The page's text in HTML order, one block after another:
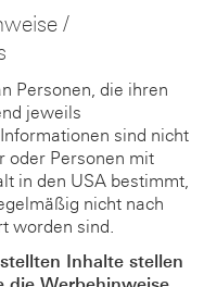
/
Personen, die ihren
jeweils
sind nicht
oder Personen mit
in den USA bestimmt,
nicht nach
worden sind.
Inhalte stellen